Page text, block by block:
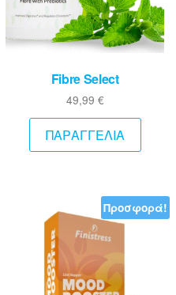
Fibre Select
49,99 €
ΠΑΡΑΓΓΕΛΙΑ
Προσφορά!